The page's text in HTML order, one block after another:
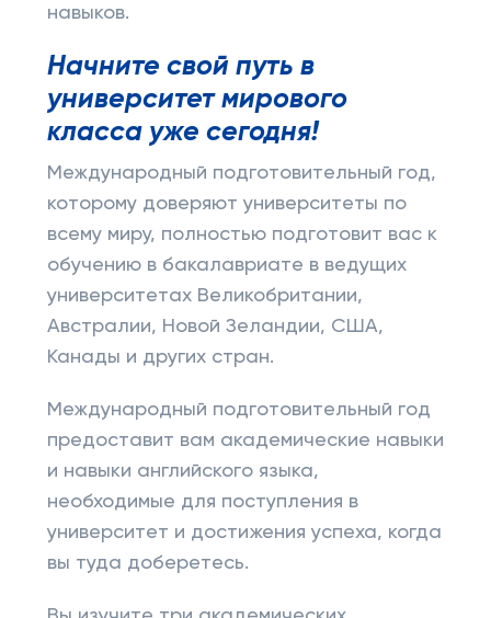
навыков.
Начните свой путь в
университет мирового
класса уже сегодня!
Международный подготовительный год,
которому доверяют университеты по
всему миру, полностью подготовит вас к
обучению в бакалавриате в ведущих
университетах Великобритании,
Австралии, Новой Зеландии, США,
Канады и других стран.
Международный подготовительный год
предоставит вам академические навыки
и навыки английского языка,
необходимые для поступления в
университет и достижения успеха, когда
вы туда доберетесь.